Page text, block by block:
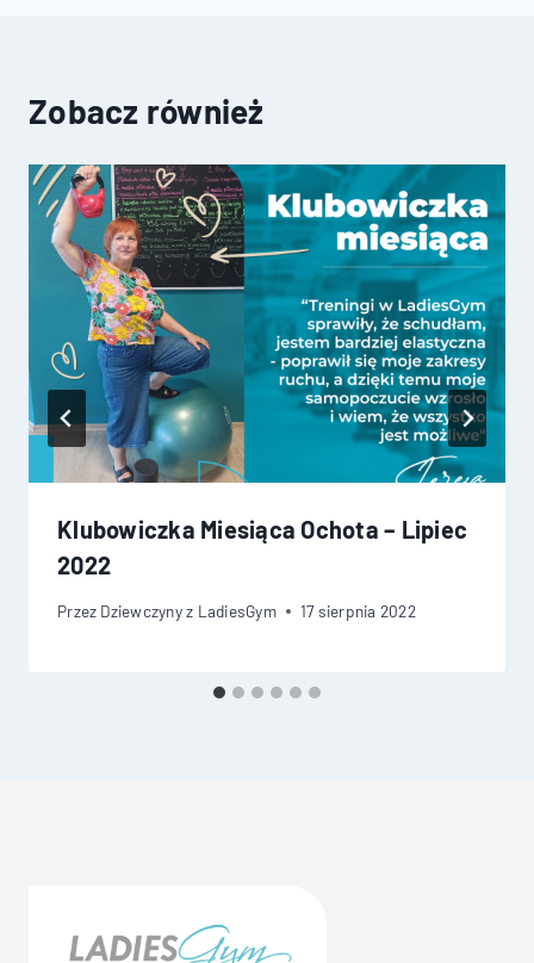
Zobacz również
Klubowiczka Miesiąca Ochota – Lipiec
2022
Przez Dziewczyny z LadiesGym 17 sierpnia 2022